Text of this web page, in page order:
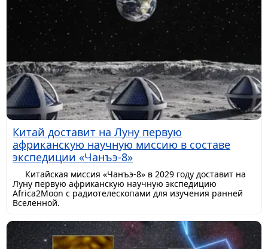
Китай доставит на Луну первую
африканскую научную миссию в составе
экспедиции «Чанъэ-8»
Китайская миссия «Чанъэ-8» в 2029 году доставит на
Луну первую африканскую научную экспедицию
Africa2Moon с радиотелескопами для изучения ранней
Вселенной.